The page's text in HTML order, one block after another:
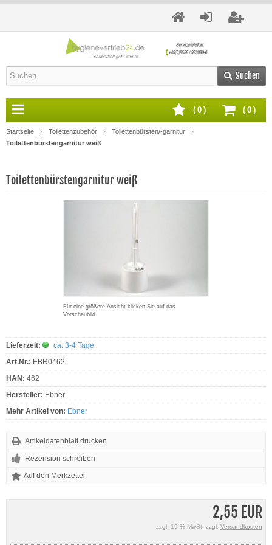
Suchen
( 0 )
( 0 )
Startseite Toilettenzubehör
Toilettenbürsten/-garnitur
Toilettenbürstengarnitur weiß
Toilettenbürstengarnitur weiß
Für eine größere Ansicht klicken Sie auf das
Vorschaubild
Lieferzeit:
ca. 3-4 Tage
Art.Nr.: EBR0462
HAN: 462
Hersteller: Ebner
Mehr Artikel von: Ebner
Artikeldatenblatt drucken
Rezension schreiben
2,55 EUR
zzgl. 19 % MwSt. zzgl. Versandkosten